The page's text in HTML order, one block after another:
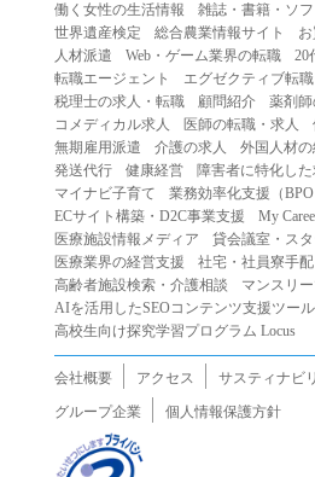
バシー、その他の権利を侵害する行
（４）当社または第三者を誹謗中
（５）当社または第三者に不利益
（６）営利を目的とした行為
（７）政治・選挙・宗教活動また
（８）本サービスの運営を妨害す
（９）法令違反、犯罪行為、また
（１０）暴力的な要求行為、また
当な要求行為
（１１）その他当社が不適切であ
２.当社は、前項の定めに該当する
の提供を停止または中断すること
第５条（免責）
１.当社は、本サービスの利用（こ
三者の情報提供行為等を含みます
働く女性の生活情報
雑誌・書籍・ソフ
世界遺産検定
総合農業情報サイト
人材派遣
Web・ゲーム業界の転職 20
転職エージェント
エグゼクティブ転職
税理士の求人・転職
顧問紹介 薬剤
コメディカル求人
医師の転職・求人
無期雇用派遣
介護の求人 外国人材
発送代行
健康経営
障害者に特化し
マイナビ子育て
業務効率化支援（BPO
ECサイト構築・D2C事業支援
My
医療施設情報メディア
貸会議室・ス
医療業界の経営支援
社宅・社員寮手配
高齢者施設検索・介護相談
マンスリ
AIを活用したSEOコンテンツ支援ツール
高校生向け探究学習プログラム Locus
会社概要 アクセス サスティナビ
グループ企業
個人情報保護方針